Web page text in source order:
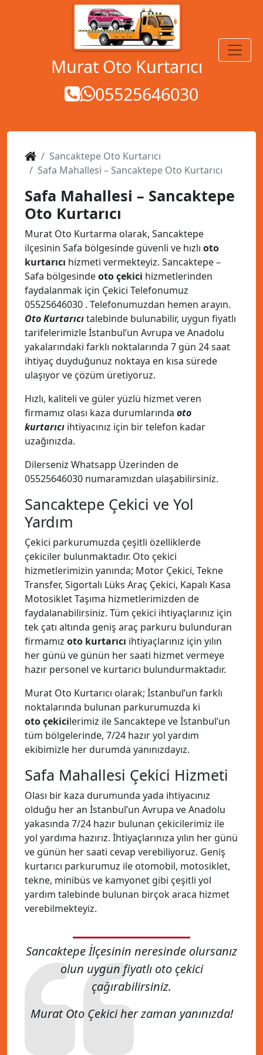
Murat Oto Kurtarıcı
05525646030
MENÜ
Sancaktepe Oto Kurtarıcı
Safa Mahallesi – Sancaktepe Oto Kurtarıcı
Safa Mahallesi – Sancaktepe
Oto Kurtarıcı
Murat Oto Kurtarma olarak, Sancaktepe
ilçesinin Safa bölgesinde güvenli ve hızlı oto
kurtarıcı hizmeti vermekteyiz. Sancaktepe –
Safa bölgesindeoto çekici hizmetlerinden
faydalanmak için Çekici Telefonumuz
05525646030 . Telefonumuzdan hemen arayın.
Oto Kurtarıcıtalebinde bulunabilir, uygun fiyatlı
tarifelerimizle İstanbul’un Avrupa ve Anadolu
yakalarındaki farklı noktalarında 7 gün 24 saat
ihtiyaç duyduğunuz noktaya en kısa sürede
ulaşıyor ve çözüm üretiyoruz.
Hızlı, kaliteli ve güler yüzlü hizmet veren
firmamız olası kaza durumlarında oto
kurtarıcı ihtiyacınız için bir telefon kadar
uzağınızda.
Dilerseniz Whatsapp Üzerinden de
05525646030 numaramızdan ulaşabilirsiniz.
Sancaktepe Çekici ve Yol
Yardım
Çekici parkurumuzda çeşitli özelliklerde
çekiciler bulunmaktadır. Oto çekici
hizmetlerimizin yanında; Motor Çekici, Tekne
Transfer, Sigortalı Lüks Araç Çekici, Kapalı Kasa
Motosiklet Taşıma hizmetlerimizden de
faydalanabilirsiniz. Tüm çekici ihtiyaçlarınız için
tek çatı altında geniş araç parkuru bulunduran
firmamız oto kurtarıcı ihtiyaçlarınız için yılın
her günü ve günün her saati hizmet vermeye
hazır personel ve kurtarıcı bulundurmaktadır.
Murat Oto Kurtarıcı olarak; İstanbul’un farklı
noktalarında bulunan parkurumuzda ki
oto çekicilerimiz ile Sancaktepe ve İstanbul’un
tüm bölgelerinde, 7/24 hazır yol yardım
ekibimizle her durumda yanınızdayız.
Safa Mahallesi Çekici Hizmeti
Olası bir kaza durumunda yada ihtiyacınız
olduğu her an İstanbul’un Avrupa ve Anadolu
yakasında 7/24 hazır bulunan çekicilerimiz ile
yol yardıma hazırız. İhtiyaçlarınıza yılın her günü
ve günün her saati cevap verebiliyoruz. Geniş
kurtarıcı parkurumuz ile otomobil, motosiklet,
tekne, minibüs ve kamyonet gibi çeşitli yol
yardım talebinde bulunan birçok araca hizmet
verebilmekteyiz.
Sancaktepe İlçesinin neresinde olursanız
olun uygun fiyatlı oto çekici
çağırabilirsiniz.
Murat Oto Çekici her zaman yanınızda!